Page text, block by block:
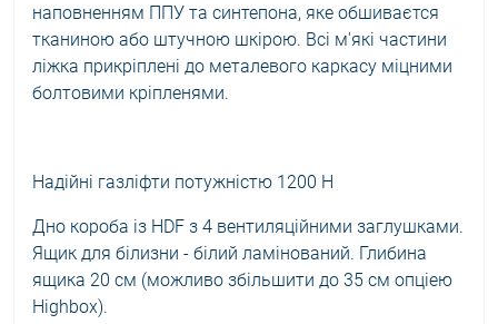
наповненням ППУ та синтепона, яке обшиваєтся
тканиною або штучною шкірою. Всі м'які частини
ліжка прикріплені до металевого каркасу міцними
болтовими кріпленями.
Надійні газліфти потужністю 1200 Н
Дно короба із HDF з 4 вентиляційними заглушками.
Ящик для білизни - білий ламінований. Глибина
ящика 20 см (можливо збільшити до 35 см опціею
Highbox).